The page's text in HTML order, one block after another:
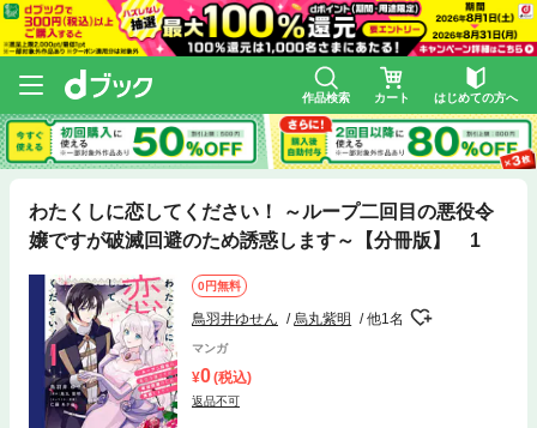
作品検索 カート はじめての方へ
わたくしに恋してください！ ～ループ二回目の悪役令
嬢ですが破滅回避のため誘惑します～【分冊版】 1
0円無料
鳥羽井ゆせん 烏丸紫明 他1名
マンガ
0(税込)
返品不可